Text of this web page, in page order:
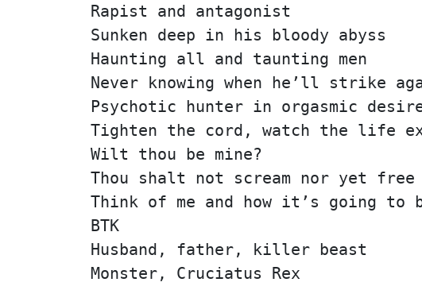
Rapist and antagonist
Sunken deep in his bloody abyss
Haunting all and taunting men
Never knowing when he’ll strike
Psychotic hunter in orgasmic
Tighten the cord, watch the life
Wilt thou be mine?
Thou shalt not scream nor yet
Think of me and how it’s going to
BTK
Husband, father, killer beast
Monster, Cruciatus Rex